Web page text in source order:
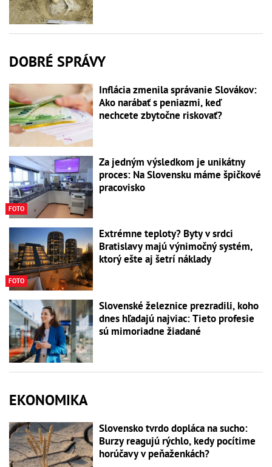
DOBRÉ SPRÁVY
Inflácia zmenila správanie Slovákov:
Ako narábať s peniazmi, keď
nechcete zbytočne riskovať?
FOTO
Za jedným výsledkom je unikátny
proces: Na Slovensku máme špičkové
pracovisko
FOTO
Extrémne teploty? Byty v srdci
Bratislavy majú výnimočný systém,
ktorý ešte aj šetrí náklady
Slovenské železnice prezradili, koho
dnes hľadajú najviac: Tieto profesie
sú mimoriadne žiadané
EKONOMIKA
Slovensko tvrdo dopláca na sucho:
Burzy reagujú rýchlo, kedy pocítime
horúčavy v peňaženkách?